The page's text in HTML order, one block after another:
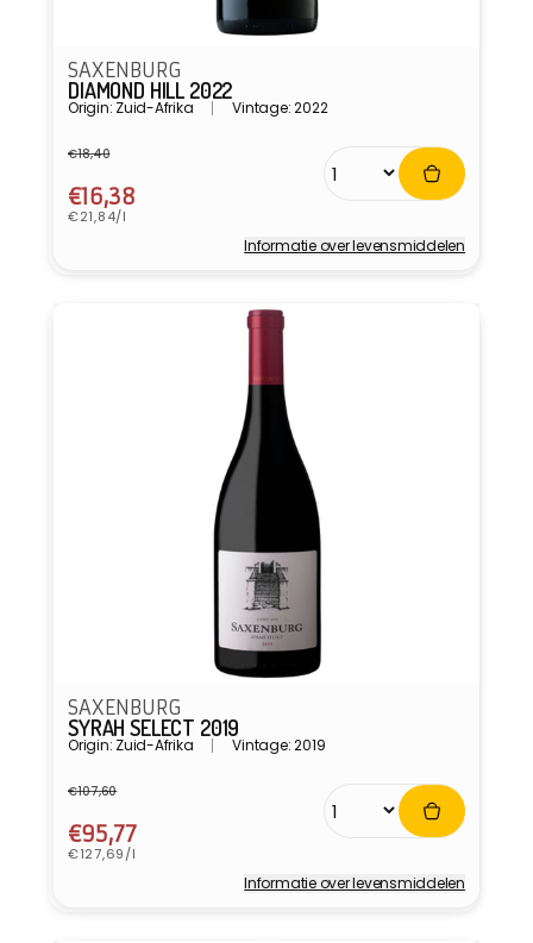
SAXENBURG
DIAMOND HILL 2022
Origin: Zuid-Afrika Vintage: 2022
Normale
prijs
€18,40
Aanbiedingsprijs
€16,38
Eenheidsprijs
€21,84/l
Informatie over levensmiddelen
SAXENBURG
SYRAH SELECT 2019
Origin: Zuid-Afrika Vintage: 2019
Normale
prijs
€107,60
Aanbiedingsprijs
€95,77
Eenheidsprijs
€127,69/l
Informatie over levensmiddelen